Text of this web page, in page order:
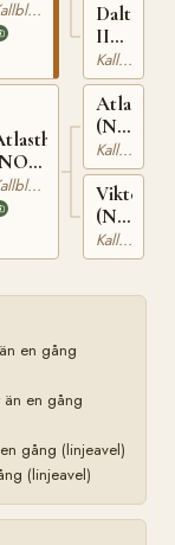
Kallblodig Travare
1024
Kallblodig Travare
Dalterna
II
(NO)
T-
201
Kallblodig Travare
(NO)
T-
168
Kallblodig Travare
Viktoria
(NO)
T-
1211
Kallblodig Travare
en gång
en gång
gång (linjeavel)
(linjeavel)